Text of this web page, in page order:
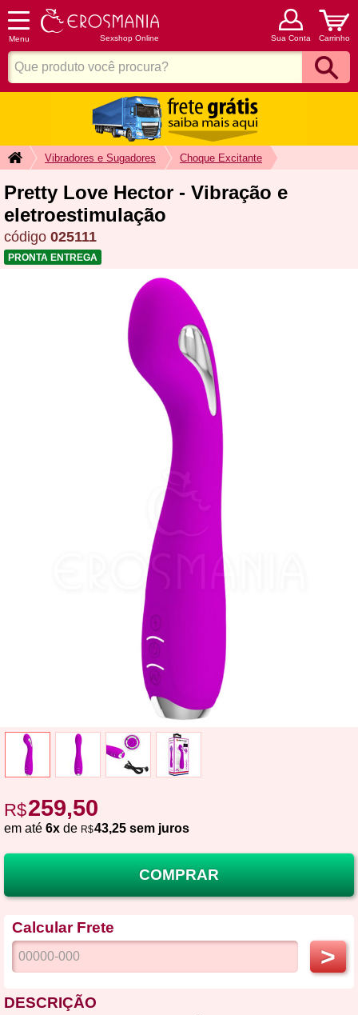
Menu Sexshop Online Sua Conta Carrinho
Vibradores e Sugadores Choque Excitante
Pretty Love Hector - Vibração e
eletroestimulação
código 025111
PRONTA ENTREGA
R$259,50
em até 6x de R$43,25 sem juros
COMPRAR
Calcular Frete
>
DESCRIÇÃO